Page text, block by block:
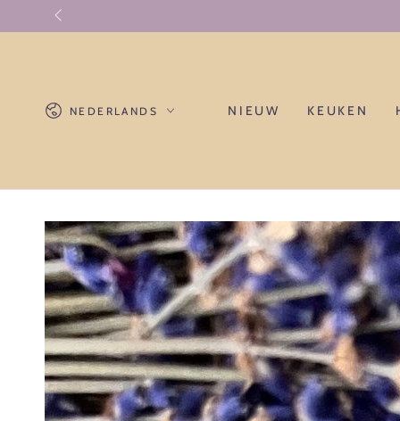
GA NAAR
CONTENT
Taal NEDERLANDS NIEUW KEUKEN
GA NAAR
PRODUCTINFORMATIE